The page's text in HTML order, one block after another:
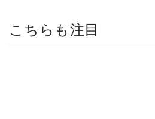
こちらも注目